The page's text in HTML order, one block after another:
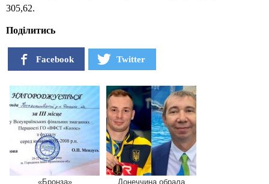
305,62.
Поділитись
Facebook Twitter
«Бронза»
Донеччина обрала